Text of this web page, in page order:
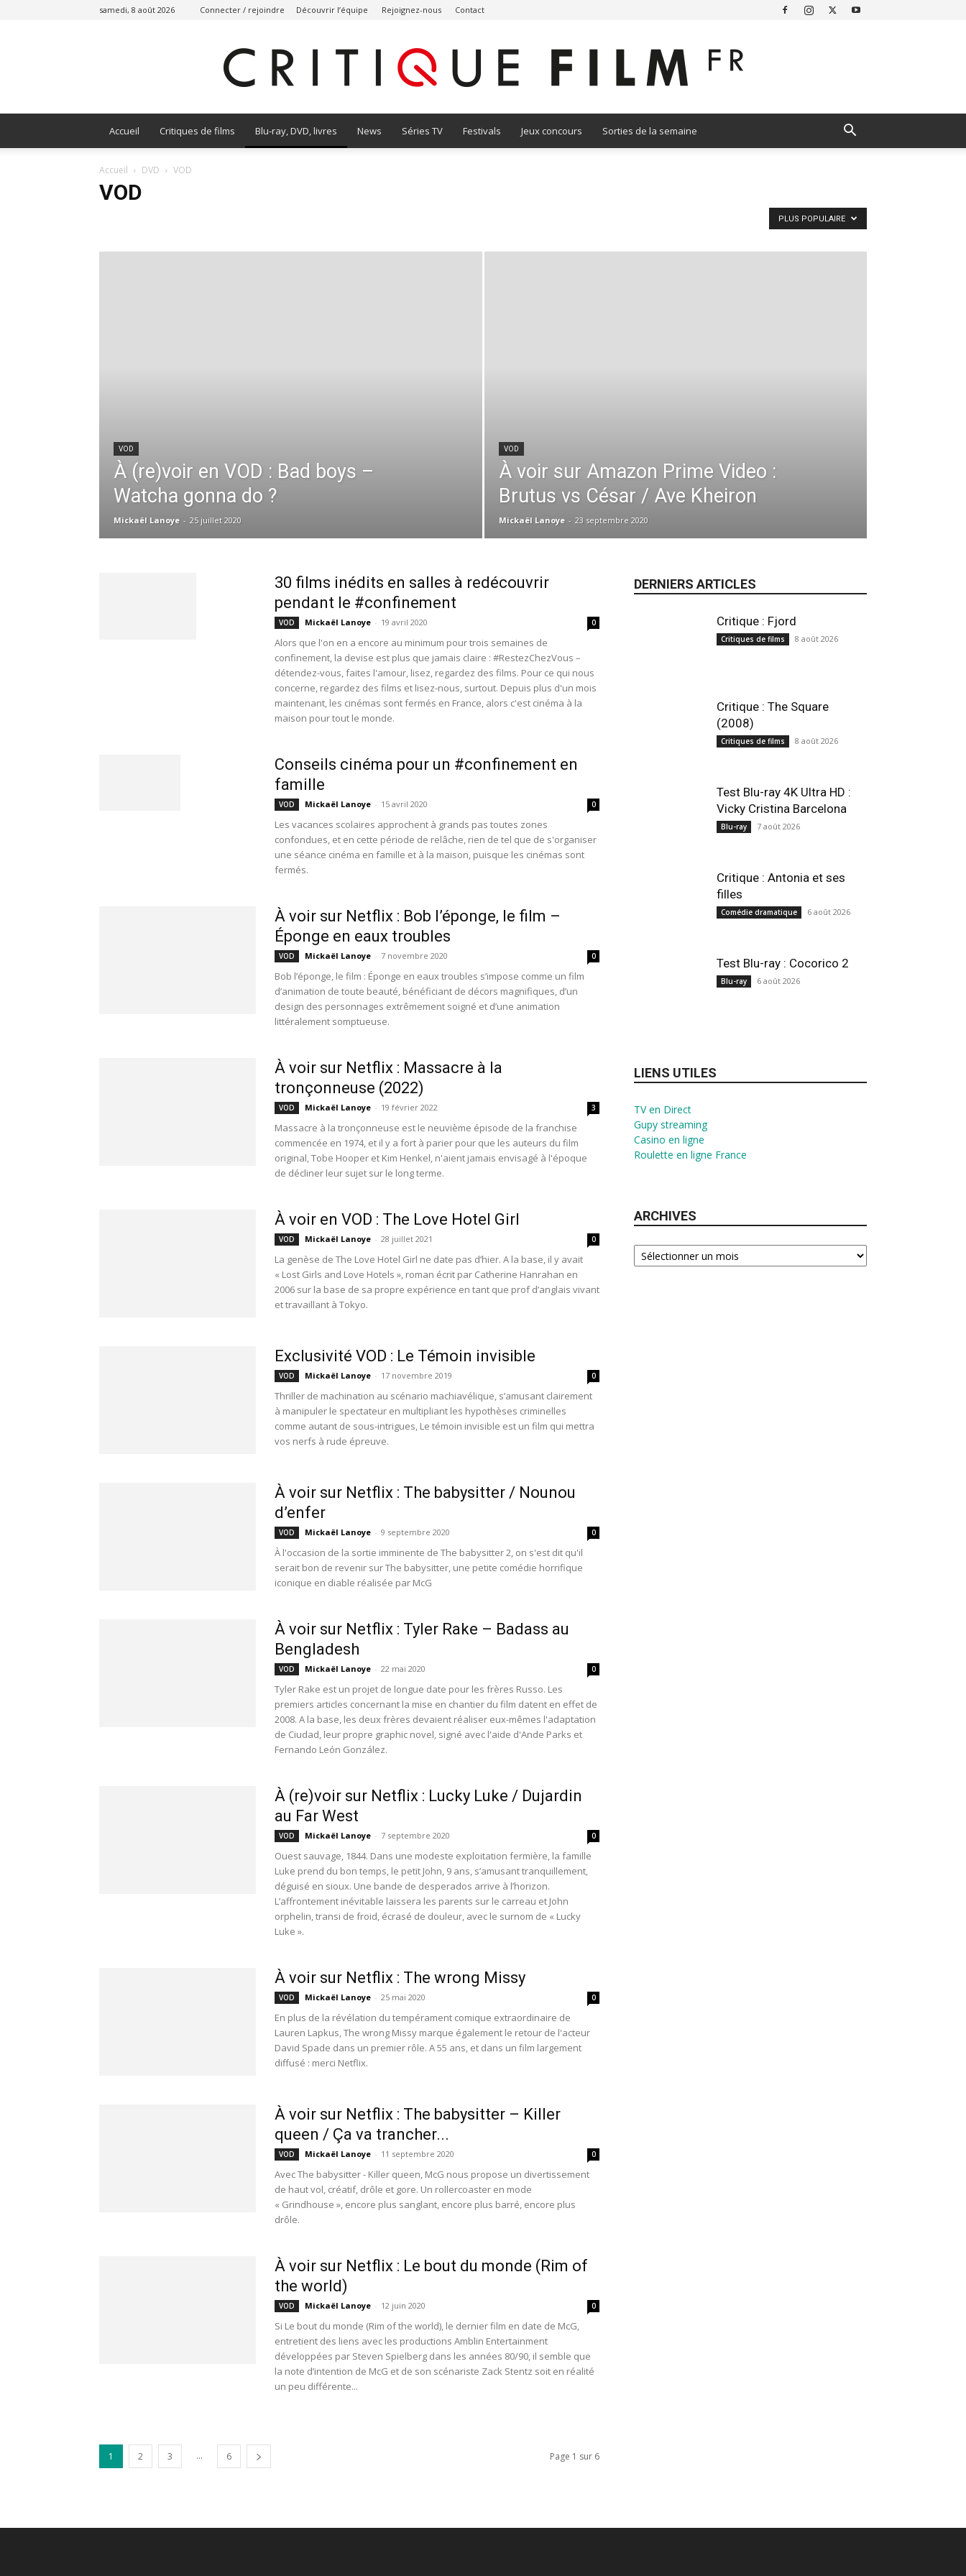
samedi, 8 août 2026 Connecter / rejoindre Découvrir l’équipe Rejoignez-nous Contact
Accueil Critiques de films Blu-ray, DVD, livres News Séries TV Festivals Jeux concours Sorties de la semaine
Accueil DVD VOD
VOD
PLUS POPULAIRE
VOD
À (re)voir en VOD : Bad boys –
Watcha gonna do ?
Mickaël Lanoye - 25 juillet 2020
VOD
À voir sur Amazon Prime Video :
Brutus vs César / Ave Kheiron
Mickaël Lanoye - 23 septembre 2020
30 films inédits en salles à redécouvrir
pendant le #confinement
VOD Mickaël Lanoye - 19 avril 2020 0
Alors que l'on en a encore au minimum pour trois semaines de
confinement, la devise est plus que jamais claire : #RestezChezVous –
détendez-vous, faites l'amour, lisez, regardez des films. Pour ce qui nous
concerne, regardez des films et lisez-nous, surtout. Depuis plus d'un mois
maintenant, les cinémas sont fermés en France, alors c'est cinéma à la
maison pour tout le monde.
Conseils cinéma pour un #confinement en
famille
VOD Mickaël Lanoye - 15 avril 2020 0
Les vacances scolaires approchent à grands pas toutes zones
confondues, et en cette période de relâche, rien de tel que de s'organiser
une séance cinéma en famille et à la maison, puisque les cinémas sont
fermés.
À voir sur Netflix : Bob l’éponge, le film –
Éponge en eaux troubles
VOD Mickaël Lanoye - 7 novembre 2020 0
Bob l’éponge, le film : Éponge en eaux troubles s’impose comme un film
d’animation de toute beauté, bénéficiant de décors magnifiques, d’un
design des personnages extrêmement soigné et d’une animation
littéralement somptueuse.
À voir sur Netflix : Massacre à la
tronçonneuse (2022)
VOD Mickaël Lanoye - 19 février 2022 3
Massacre à la tronçonneuse est le neuvième épisode de la franchise
commencée en 1974, et il y a fort à parier pour que les auteurs du film
original, Tobe Hooper et Kim Henkel, n'aient jamais envisagé à l'époque
de décliner leur sujet sur le long terme.
À voir en VOD : The Love Hotel Girl
VOD Mickaël Lanoye - 28 juillet 2021 0
La genèse de The Love Hotel Girl ne date pas d’hier. A la base, il y avait
« Lost Girls and Love Hotels », roman écrit par Catherine Hanrahan en
2006 sur la base de sa propre expérience en tant que prof d’anglais vivant
et travaillant à Tokyo.
Exclusivité VOD : Le Témoin invisible
VOD Mickaël Lanoye - 17 novembre 2019 0
Thriller de machination au scénario machiavélique, s’amusant clairement
à manipuler le spectateur en multipliant les hypothèses criminelles
comme autant de sous-intrigues, Le témoin invisible est un film qui mettra
vos nerfs à rude épreuve.
À voir sur Netflix : The babysitter / Nounou
d’enfer
VOD Mickaël Lanoye - 9 septembre 2020 0
À l'occasion de la sortie imminente de The babysitter 2, on s'est dit qu'il
serait bon de revenir sur The babysitter, une petite comédie horrifique
iconique en diable réalisée par McG
À voir sur Netflix : Tyler Rake – Badass au
Bengladesh
VOD Mickaël Lanoye - 22 mai 2020 0
Tyler Rake est un projet de longue date pour les frères Russo. Les
premiers articles concernant la mise en chantier du film datent en effet de
2008. A la base, les deux frères devaient réaliser eux-mêmes l'adaptation
de Ciudad, leur propre graphic novel, signé avec l'aide d'Ande Parks et
Fernando León González.
À (re)voir sur Netflix : Lucky Luke / Dujardin
au Far West
VOD Mickaël Lanoye - 7 septembre 2020 0
Ouest sauvage, 1844. Dans une modeste exploitation fermière, la famille
Luke prend du bon temps, le petit John, 9 ans, s’amusant tranquillement,
déguisé en sioux. Une bande de desperados arrive à l’horizon.
L’affrontement inévitable laissera les parents sur le carreau et John
orphelin, transi de froid, écrasé de douleur, avec le surnom de « Lucky
Luke ».
À voir sur Netflix : The wrong Missy
VOD Mickaël Lanoye - 25 mai 2020 0
En plus de la révélation du tempérament comique extraordinaire de
Lauren Lapkus, The wrong Missy marque également le retour de l'acteur
David Spade dans un premier rôle. A 55 ans, et dans un film largement
diffusé : merci Netflix.
À voir sur Netflix : The babysitter – Killer
queen / Ça va trancher...
VOD Mickaël Lanoye - 11 septembre 2020 0
Avec The babysitter - Killer queen, McG nous propose un divertissement
de haut vol, créatif, drôle et gore. Un rollercoaster en mode
« Grindhouse », encore plus sanglant, encore plus barré, encore plus
drôle.
À voir sur Netflix : Le bout du monde (Rim of
the world)
VOD Mickaël Lanoye - 12 juin 2020 0
Si Le bout du monde (Rim of the world), le dernier film en date de McG,
entretient des liens avec les productions Amblin Entertainment
développées par Steven Spielberg dans les années 80/90, il semble que
la note d’intention de McG et de son scénariste Zack Stentz soit en réalité
un peu différente...
1 2 3 ... 6 Page 1 sur 6
DERNIERS ARTICLES
Critique : Fjord
Critiques de films 8 août 2026
Critique : The Square
(2008)
Critiques de films 8 août 2026
Test Blu-ray 4K Ultra HD :
Vicky Cristina Barcelona
Blu-ray 7 août 2026
Critique : Antonia et ses
filles
Comédie dramatique 6 août 2026
Test Blu-ray : Cocorico 2
Blu-ray 6 août 2026
LIENS UTILES
TV en Direct
Gupy streaming
Casino en ligne
Roulette en ligne France
ARCHIVES
Archives